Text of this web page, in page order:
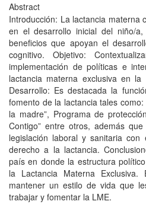
Abstract
Introducción: La lactancia materna
en el desarrollo inicial del niño/
beneficios que apoyan el
cognitivo. Objetivo:
implementación de políticas e
lactancia materna exclusiva en
Desarrollo: Es destacada la
fomento de la lactancia tales
la madre”, Programa de
Contigo” entre otros, además
legislación laboral y sanitaria
derecho a la lactancia.
país en donde la estructura
la Lactancia Materna
mantener un estilo de vida que
trabajar y fomentar la LME.